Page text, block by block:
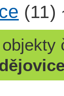
(11)
objekty